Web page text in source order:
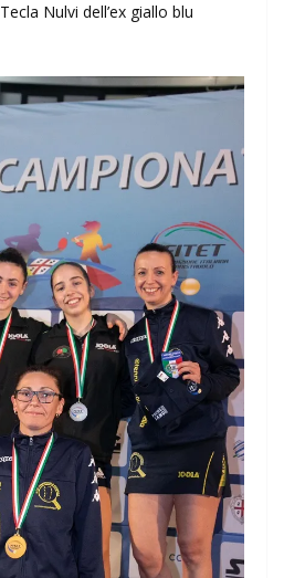
Nulvi dell’ex giallo blu